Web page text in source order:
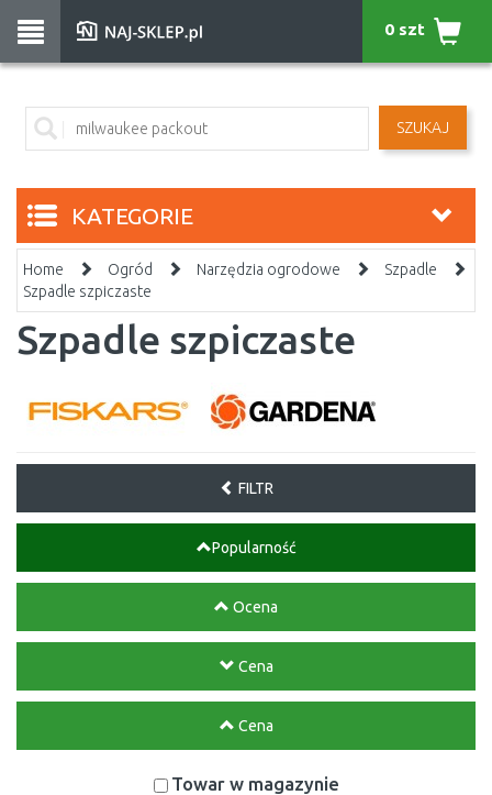
SZUKAJ
0 szt
KATEGORIE
Home Ogród Narzędzia ogrodowe
Szpadle
Szpadle szpiczaste
Szpadle szpiczaste
FILTR
Popularność
Ocena
Cena
Cena
Towar w magazynie